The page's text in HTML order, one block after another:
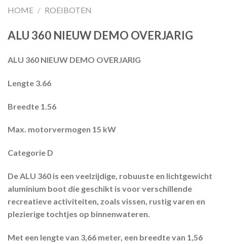
HOME / ROEIBOTEN
ALU 360 NIEUW DEMO OVERJARIG
ALU 360 NIEUW DEMO OVERJARIG
Lengte 3.66
Breedte 1.56
Max. motorvermogen 15 kW
Categorie D
De ALU 360 is een veelzijdige, robuuste en lichtgewicht
aluminium boot die geschikt is voor verschillende
recreatieve activiteiten, zoals vissen, rustig varen en
plezierige tochtjes op binnenwateren.
Met een lengte van 3,66 meter, een breedte van 1,56